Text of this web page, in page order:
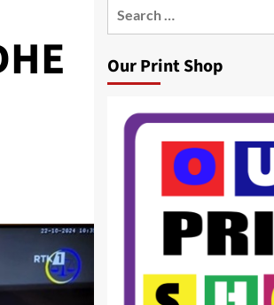
Our Print Shop